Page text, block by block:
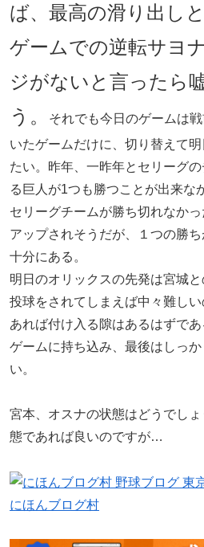
ば、最高の滑り出し
ゲームでの逆転サヨ
ジがないと言ったら
う。
それでも今日のゲームは
いたゲームだけに、切り替えて
たい。昨年、一昨年とセリーグ
る巨人が1つも勝つことが出来な
セリーグチームが勝ち切れなか
アップされそうだが、１つの勝
十分にある。
明日のオリックスの先発は宮城
投球をされてしまえば中々難し
あれば付け入る隙はあるはずで
ゲームに持ち込み、最後はしっ
い。
宮本、オスナの状態はどうでし
態であれば良いのですが…
にほんブログ村